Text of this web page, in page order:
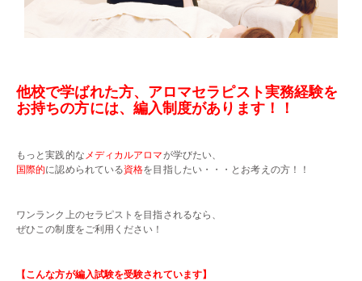
他校で学ばれた方、アロマセラピスト実務経験を
お持ちの方には、編入制度があります！！
もっと実践的な メディカルアロマが学びたい、
国際的に認められている資格を目指したい・・・とお考えの方！！
ワンランク上のセラピストを目指されるなら、
ぜひこの制度をご利用ください！
【こんな方が編入試験を受験されています】